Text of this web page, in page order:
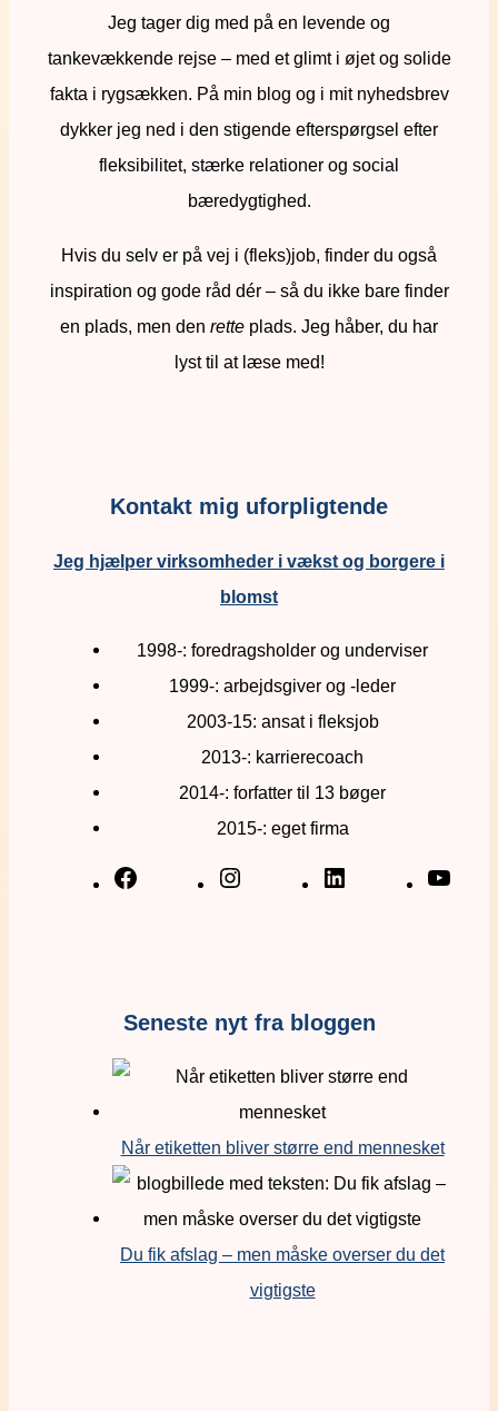
Jeg tager dig med på en levende og
tankevækkende rejse – med et glimt i øjet og solide
fakta i rygsækken. På min blog og i mit nyhedsbrev
dykker jeg ned i den stigende efterspørgsel efter
fleksibilitet, stærke relationer og social
bæredygtighed.
Hvis du selv er på vej i (fleks)job, finder du også
inspiration og gode råd dér – så du ikke bare finder
en plads, men den rette plads. Jeg håber, du har
lyst til at læse med!
Kontakt mig uforpligtende
Jeg hjælper virksomheder i vækst og borgere i
blomst
1998-: foredragsholder og underviser
1999-: arbejdsgiver og -leder
2003-15: ansat i fleksjob
2013-: karrierecoach
2014-: forfatter til 13 bøger
2015-: eget firma
Seneste nyt fra bloggen
Når etiketten bliver større end mennesket
Du fik afslag – men måske overser du det
vigtigste